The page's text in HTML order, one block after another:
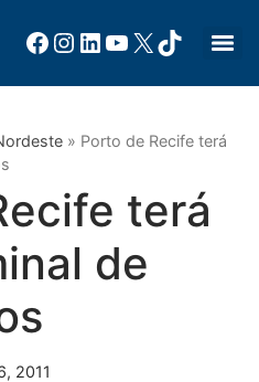
» Porto de Recife terá
terá
de
2011